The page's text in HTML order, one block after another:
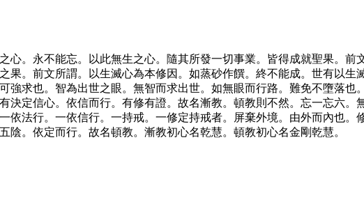
心。永不能忘。以此無生之心。隨其所發一切事業。皆得成就聖果。
果。前文所謂。以生滅心為本修因。如蒸砂作饌。終不能成。世有以
強求也。智為出世之眼。無智而求出世。如無眼而行路。難免不墮落
決定信心。依信而行。有修有證。故名漸教。頓教則不然。忘一忘六。
依法行。一依信行。一持戒。一修定持戒者。屏棄外境。由外而內也
陰。依定而行。故名頓教。漸教初心名乾慧。頓教初心名金剛乾慧。